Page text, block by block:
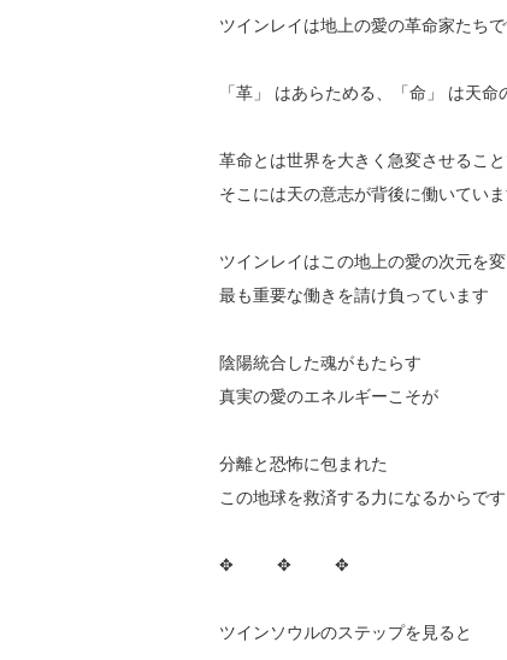
ツインレイは地上の愛の革命家たち
「革」 はあらためる、「命」 は天命
革命とは世界を大きく急変させるこ
そこには天の意志が背後に働いてい
ツインレイはこの地上の愛の次元を
最も重要な働きを請け負っています
陰陽統合した魂がもたらす
真実の愛のエネルギーこそが
分離と恐怖に包まれた
この地球を救済する力になるからです
✥ ✥ ✥
ツインソウルのステップを見ると